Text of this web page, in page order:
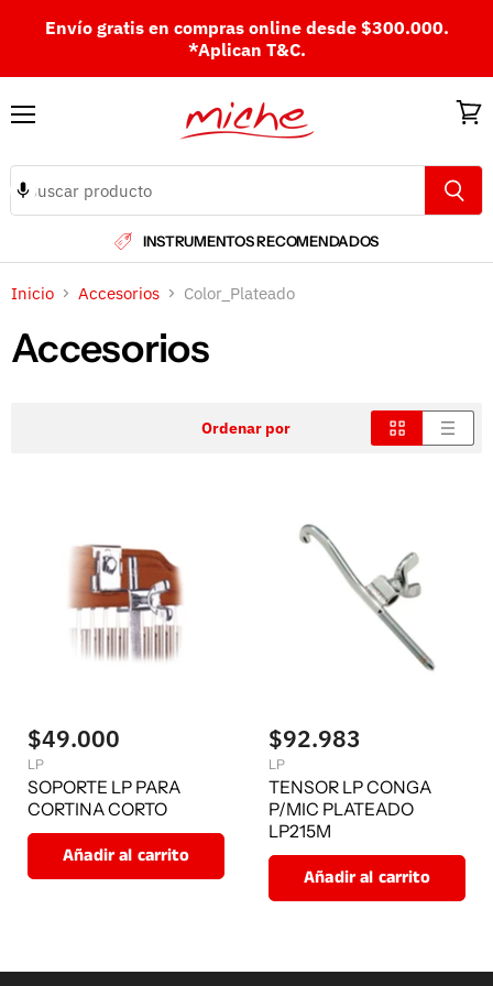
Envío gratis en compras online desde $300.000.
*Aplican T&C.
INSTRUMENTOS RECOMENDADOS
Inicio Accesorios Color_Plateado
Accesorios
Ordenar por
$49.000
LP
SOPORTE LP PARA
CORTINA CORTO
Añadir al carrito
$92.983
LP
TENSOR LP CONGA
P/MIC PLATEADO
LP215M
Añadir al carrito